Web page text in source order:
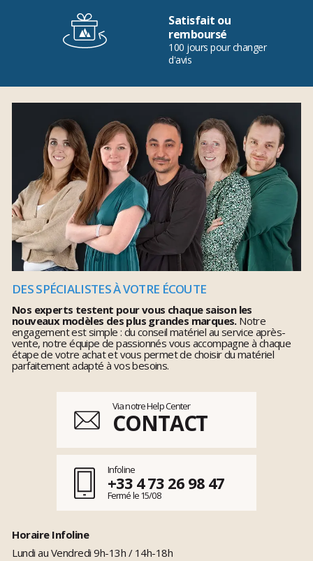
Satisfait ou
remboursé
100 jours pour changer
d'avis
DES SPÉCIALISTES À VOTRE ÉCOUTE
Nos experts testent pour vous chaque saison les
nouveaux modèles des plus grandes marques.Notre
engagement est simple : du conseil matériel au service après-
vente, notre équipe de passionnés vous accompagne à chaque
étape de votre achat et vous permet de choisir du matériel
parfaitement adapté à vos besoins.
Via notre Help Center
CONTACT
Infoline
+33 4 73 26 98 47
Fermé le 15/08
Horaire Infoline
Lundi au Vendredi 9h-13h / 14h-18h